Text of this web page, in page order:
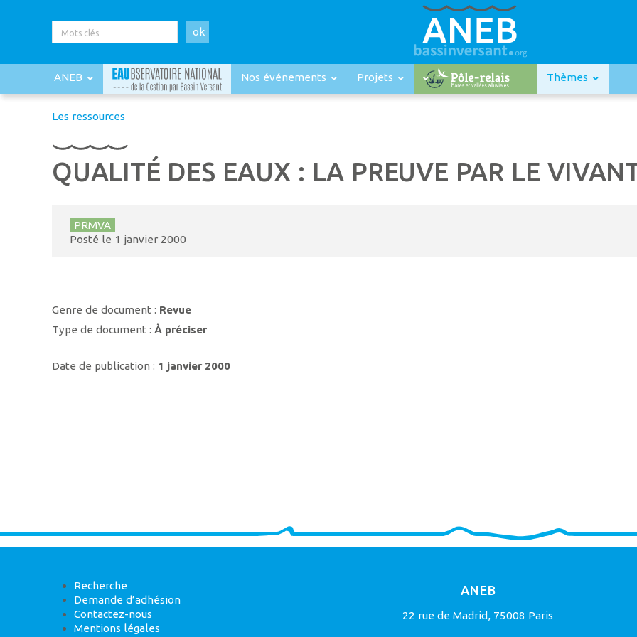
ok
ANEB Nos événements Projets Thèmes
Les ressources
QUALITÉ DES EAUX : LA PREUVE PAR LE
PRMVA
Posté le 1 janvier 2000
Genre de document : Revue
Type de document :À préciser
Date de publication : 1 janvier 2000
Recherche
Demande d’adhésion
Contactez-nous
Mentions légales
ANEB
22 rue de Madrid, 75008 Paris